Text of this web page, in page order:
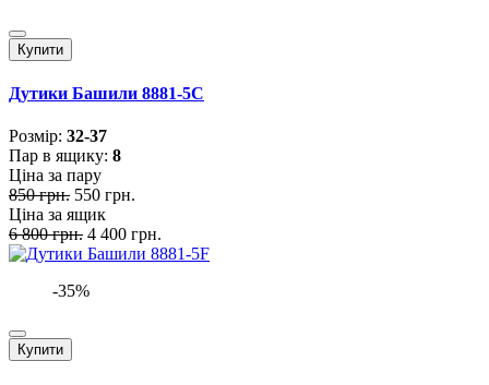
Купити
Дутики Башили 8881-5C
Розмiр: 32-37
Пар в ящику: 8
Ціна за пару
850 грн. 550 грн.
Ціна за ящик
6 800 грн. 4 400 грн.
-35%
Купити